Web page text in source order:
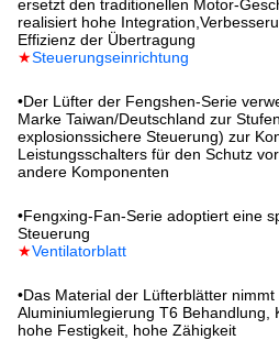
ersetzt den traditionellen Motor-
realisiert hohe
Effizienz der Übertragung
★Steuerungseinrichtung
•Der Lüfter der Fengshen-Serie
Marke Taiwan/Deutschland zur
explosionssichere Steuerung) zur
Leistungsschalters für den Schutz
andere Komponenten
•Fengxing-Fan-Serie adoptiert eine
Steuerung
★Ventilatorblatt
•Das Material der Lüfterblätter nimmt
Aluminiumlegierung T6 Behandlung,
hohe Festigkeit, hohe Zähigkeit